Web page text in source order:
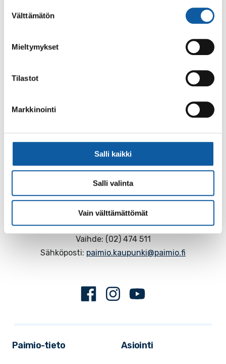
valinta
Välttämätön
Mieltymykset
Tilastot
Markkinointi
Salli kaikki
Salli valinta
Vain välttämättömät
Asiasanat
Käyntiosoite: Vistantie 18
Postiosoite: PL 50, 21531 PAIMIO
Vaihde: (02) 474 511
Sähköposti: paimio.kaupunki@paimio.fi
FacebookInstagram
Paimio-tieto Asiointi